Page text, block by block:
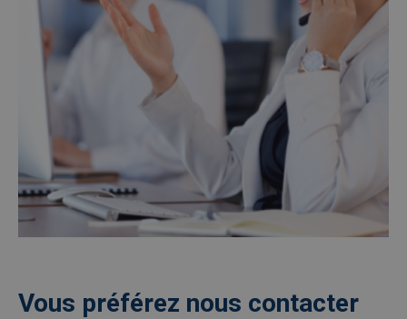
Vous préférez nous contacter